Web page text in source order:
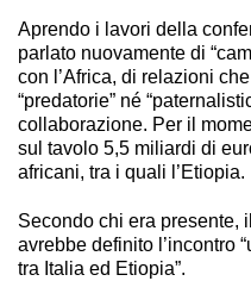
Aprendo i lavori della
parlato nuovamente di
con l’Africa, di relazioni
“predatorie” né
collaborazione. Per il
sul tavolo 5,5 miliardi di
africani, tra i quali l’Etiopia.
Secondo chi era presente,
avrebbe definito l’incontro
tra Italia ed Etiopia”.